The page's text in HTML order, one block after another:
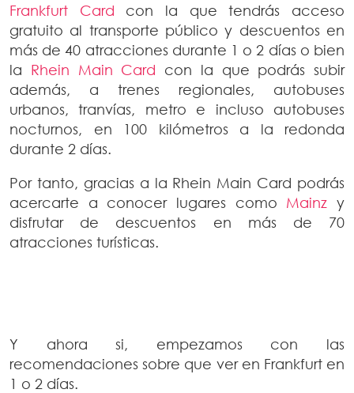
Frankfurt Card con la que tendrás acceso
gratuito al transporte público y descuentos en
más de 40 atracciones durante 1 o 2 días o bien
la Rhein Main Card con la que podrás subir
además, a trenes regionales, autobuses
urbanos, tranvías, metro e incluso autobuses
nocturnos, en 100 kilómetros a la redonda
durante 2 días.
Por tanto, gracias a la Rhein Main Card podrás
acercarte a conocer lugares como Mainz y
disfrutar de descuentos en más de 70
atracciones turísticas.
Y ahora si, empezamos con las
recomendaciones sobre que ver en Frankfurt en
1 o 2 días.